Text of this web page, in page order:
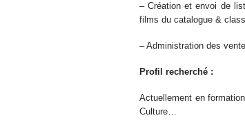
– Création et envoi de
films du catalogue &
– Administration des
Profil recherché :
Actuellement en
Culture…